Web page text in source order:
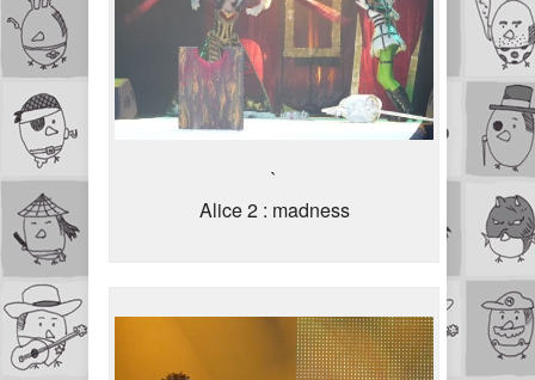
`
Alice 2 : madness